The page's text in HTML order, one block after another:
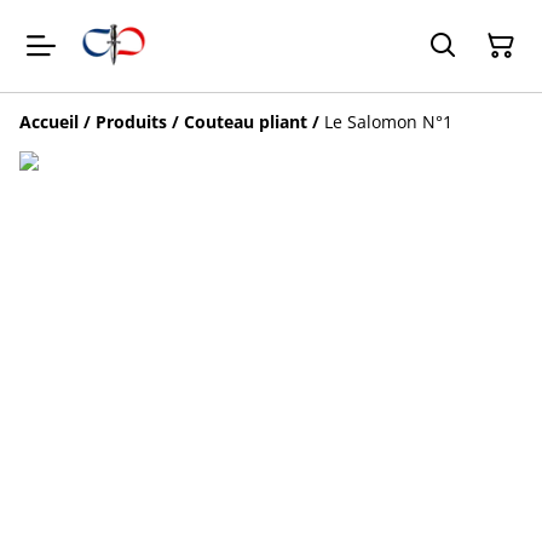
Accueil / Produits / Couteau pliant / Le Salomon N°1